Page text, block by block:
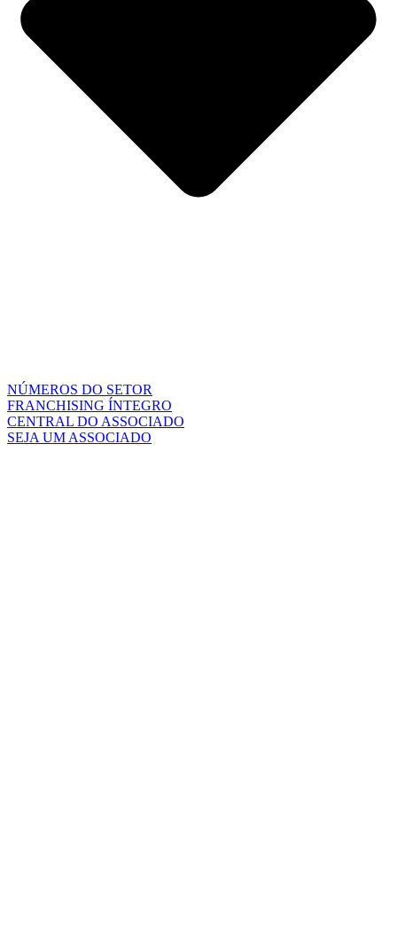
NÚMEROS DO SETOR
FRANCHISING ÍNTEGRO
CENTRAL DO ASSOCIADO
SEJA UM ASSOCIADO